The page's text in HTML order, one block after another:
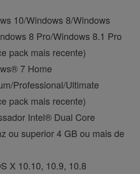
10/Windows 8/Windows
8 Pro/Windows 8.1 Pro
pack mais recente)
7 Home
Professional/Ultimate
pack mais recente)
Intel® Dual Core
ou superior 4 GB ou mais de
X 10.10, 10.9, 10.8